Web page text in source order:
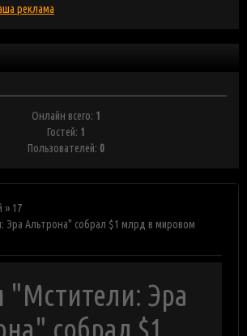
реклама
Онлайн всего: 1
Гостей: 1
Пользователей: 0
» 17
Эра Альтрона" собрал $1 млрд в мировом
Эра
собрал $1